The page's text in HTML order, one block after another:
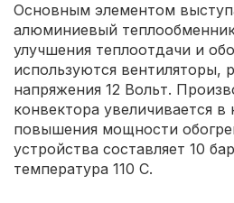
Основным элементом
алюминиевый
улучшения теплоотдачи и
используются вентиляторы,
напряжения 12 Вольт.
конвектора увеличивается в
повышения мощности
устройства составляет 10
температура 110 С.